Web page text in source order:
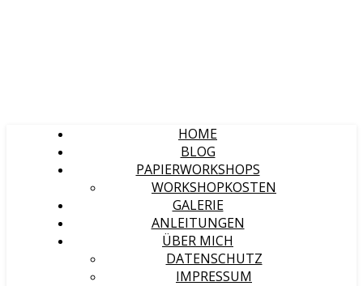
HOME
BLOG
PAPIERWORKSHOPS
WORKSHOPKOSTEN
GALERIE
ANLEITUNGEN
ÜBER MICH
DATENSCHUTZ
IMPRESSUM